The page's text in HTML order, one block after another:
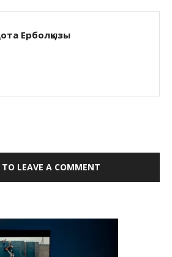
Ерболқызы
LEAVE A COMMENT